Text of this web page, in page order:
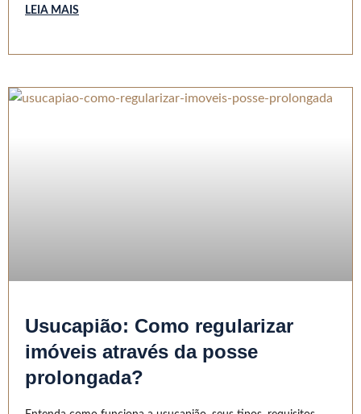
LEIA MAIS
Usucapião: Como regularizar
imóveis através da posse
prolongada?